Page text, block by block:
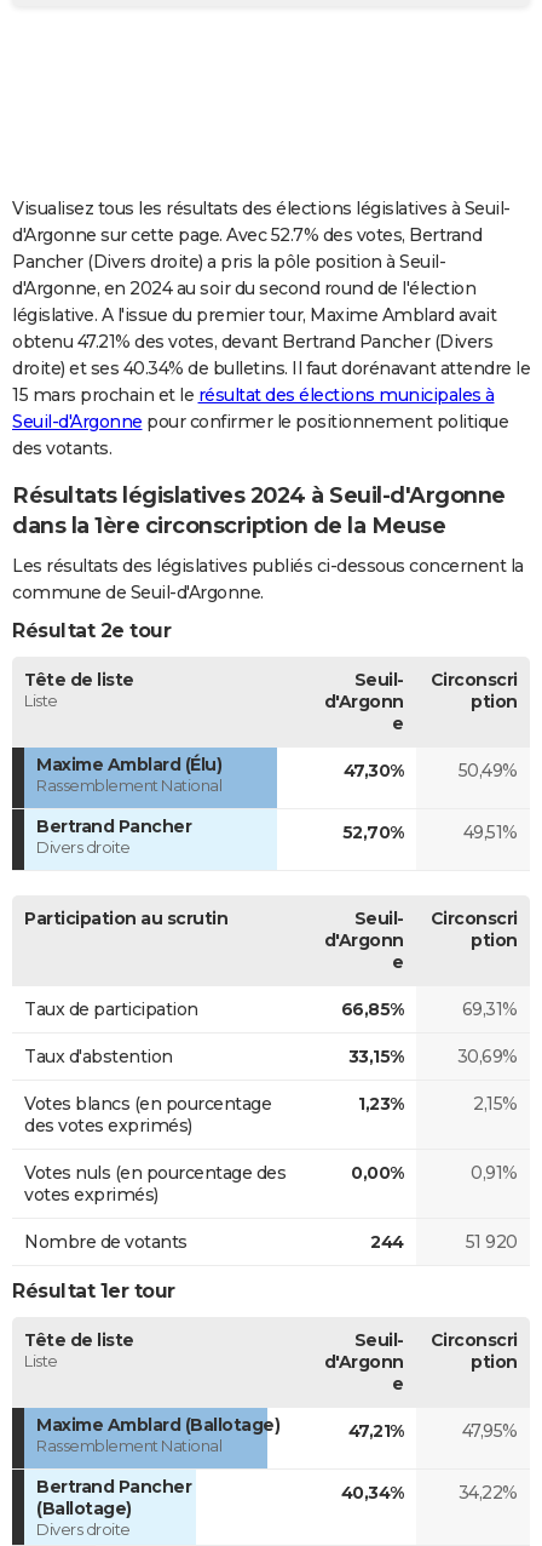
Carte de Noël
Carte Bonne année
Carte Saint-Valentin
Carte Pâques
Carte d'anniversaire
DICTIONNAIRE
Dictionnaire
Biographies
Citations
Expressions
Proverbes
PROGRAMME TV
COPAINS D'AVANT
S'inscrire
Se connecter
Lycées
Collèges
Primaires
Universités
Entreprises
Service militaire
Avis de recherche
AVIS DE DÉCÈS
FORUM
Visualisez tous les résultats des élections législatives à Seuil-
d'Argonne sur cette page. Avec 52.7% des votes, Bertrand
Pancher (Divers droite) a pris la pôle position à Seuil-
d'Argonne, en 2024 au soir du second round de l'élection
législative. A l'issue du premier tour, Maxime Amblard avait
obtenu 47.21% des votes, devant Bertrand Pancher (Divers
droite) et ses 40.34% de bulletins. Il faut dorénavant attendre le
15 mars prochain et le résultat des élections municipales à
Seuil-d'Argonne pour confirmer le positionnement politique
des votants.
Résultats législatives 2024 à Seuil-d'Argonne
dans la 1ère circonscription de la Meuse
Les résultats des législatives publiés ci-dessous concernent la
commune de Seuil-d'Argonne.
Résultat 2e tour
Tête de liste
Liste
Seuil-
d'Argonn
e
Circonscri
ption
Maxime Amblard (Élu)
Rassemblement National
47,30% 50,49%
Bertrand Pancher
Divers droite
52,70% 49,51%
Participation au scrutin
Seuil-
d'Argonn
e
Circonscri
ption
Taux de participation 66,85% 69,31%
Taux d'abstention 33,15% 30,69%
Votes blancs (en pourcentage
des votes exprimés)
1,23% 2,15%
Votes nuls (en pourcentage des
votes exprimés)
0,00% 0,91%
Nombre de votants 244 51 920
Résultat 1er tour
Tête de liste
Liste
Seuil-
d'Argonn
e
Circonscri
ption
Maxime Amblard (Ballotage)
Rassemblement National
47,21% 47,95%
Bertrand Pancher
(Ballotage)
Divers droite
40,34% 34,22%